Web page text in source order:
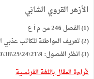
الأزهر القروي الشابّي
(1) الفصل 246 من م أ ع
(2) تعريف المواطنة للكاتب عذبي العصيفي
(3) انظر الفصول: 9\21\24\25\38\40\48...من الدستور
قراءة المقال باللغة الفرنسية